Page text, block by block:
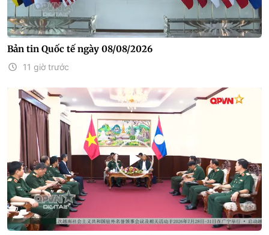
Bản tin Quốc tế ngày 08/08/2026
11 giờ trước